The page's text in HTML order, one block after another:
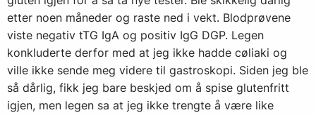
etter noen måneder og raste ned i vekt. Blodprøvene
viste negativ tTG IgA og positiv IgG DGP. Legen
konkluderte derfor med at jeg ikke hadde cøliaki og
ville ikke sende meg videre til gastroskopi. Siden jeg ble
så dårlig, fikk jeg bare beskjed om å spise glutenfritt
igjen, men legen sa at jeg ikke trengte å være like